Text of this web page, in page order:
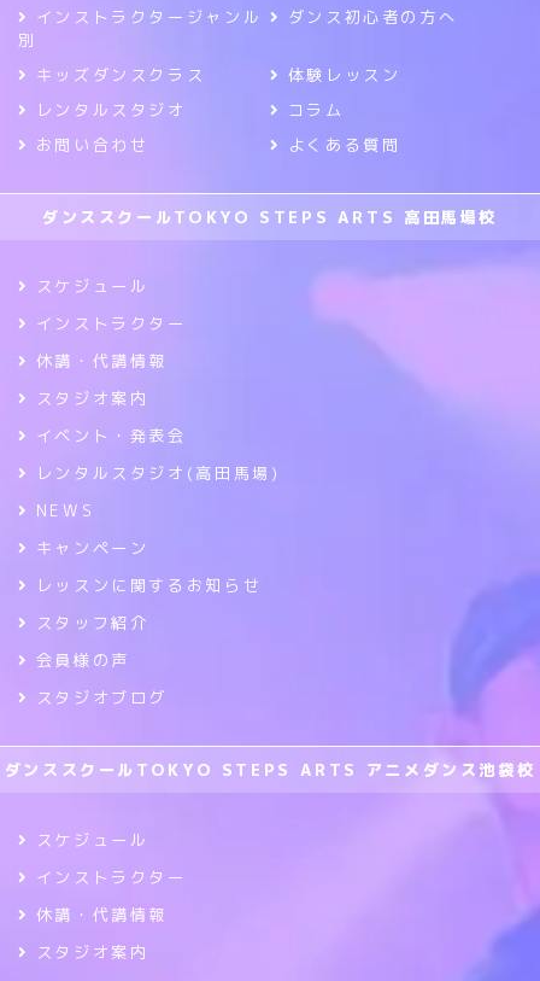
インストラクタージャンル
別
ダンス初心者の方へ
キッズダンスクラス
体験レッスン
レンタルスタジオ
コラム
お問い合わせ
よくある質問
ダンススクールTOKYO STEPS ARTS 高田馬場校
スケジュール
インストラクター
休講・代講情報
スタジオ案内
イベント・発表会
レンタルスタジオ(高田馬場)
NEWS
キャンペーン
レッスンに関するお知らせ
スタッフ紹介
会員様の声
スタジオブログ
ダンススクールTOKYO STEPS ARTS アニメダンス池袋校
スケジュール
インストラクター
休講・代講情報
スタジオ案内